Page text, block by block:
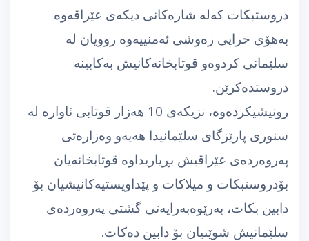
دروستبكات كه‌له‌ شاره‌كانی دیكه‌ی عێراقه‌وه‌
به‌هۆی خراپی ره‌وشی ئه‌منییه‌وه‌ روویان له‌
سلێمانی كردوه‌و قوتابخانه‌كانیش به‌كابینه‌
دروستده‌كرێن.
رونیشیكرده‌وه‌، نزیكه‌ی 10 هه‌زار قوتابی ئاواره‌ له‌
سنوری پارێزگای سلێمانیدا هه‌یه‌و وه‌زاره‌تی
په‌روه‌رده‌ی عێراقیش بڕیاریداوه‌ قوتابخانه‌یان
بۆدروستبكات و میلاكات و پێداویستیه‌كانیشیان بۆ
دابین بكات، به‌رێوه‌به‌رایه‌تی گشتی په‌روه‌رده‌ی
سلێمانیش شوێنیان بۆ دابین ده‌كات.